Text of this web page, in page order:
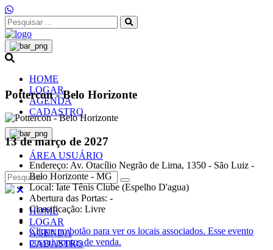
HOME
LOGAR
AGENDA
CADASTRO
ÁREA USUÁRIO
HOME
LOGAR
AGENDA
CADASTRO
Pottercon - Belo Horizonte
13 de março de 2027
Endereço: Av. Otacílio Negrão de Lima, 1350 - São Luiz -
Belo Horizonte - MG
Local: Iate Tênis Clube (Espelho D'agua)
Abertura das Portas: -
Classificação: Livre
Clique no botão para ver os locais associados. Esse evento
possui pontos de venda.